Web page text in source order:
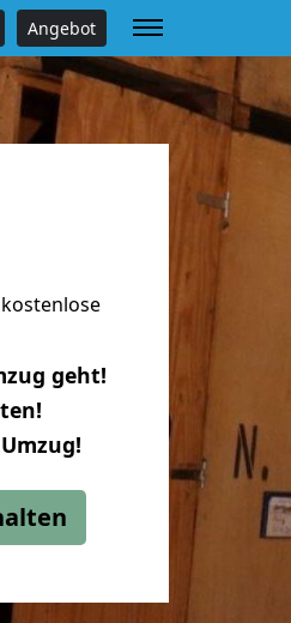
Angebot
geht!